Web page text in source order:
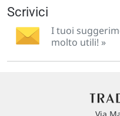
Scrivici
I tuoi
molto utili! »